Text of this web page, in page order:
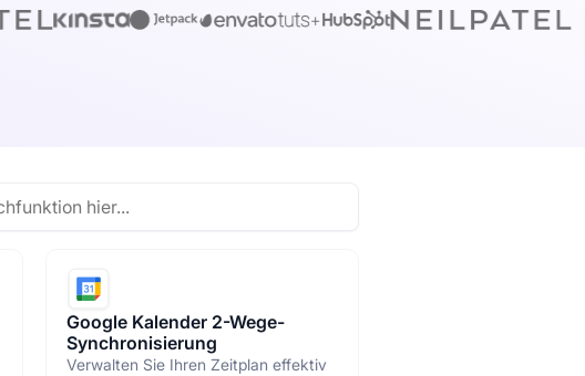
Google Kalender 2-Wege-
Synchronisierung
Verwalten Sie Ihren Zeitplan effektiv